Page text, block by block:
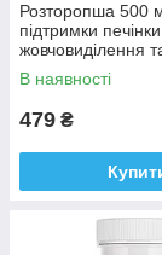
Розторопша 500
підтримки печінки,
жовчовиділення
організму,
Thistle 60 капсул
В наявності
479 ₴